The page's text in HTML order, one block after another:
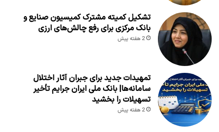
تشکیل کمیته مشترک کمیسیون صنایع و
بانک مرکزی برای رفع چالش‌های ارزی
2 هفته پیش
تمهیدات جدید برای جبران آثار اختلال
سامانه‌ها| بانک ملی ایران جرایم تأخیر
تسهیلات را بخشید
2 هفته پیش